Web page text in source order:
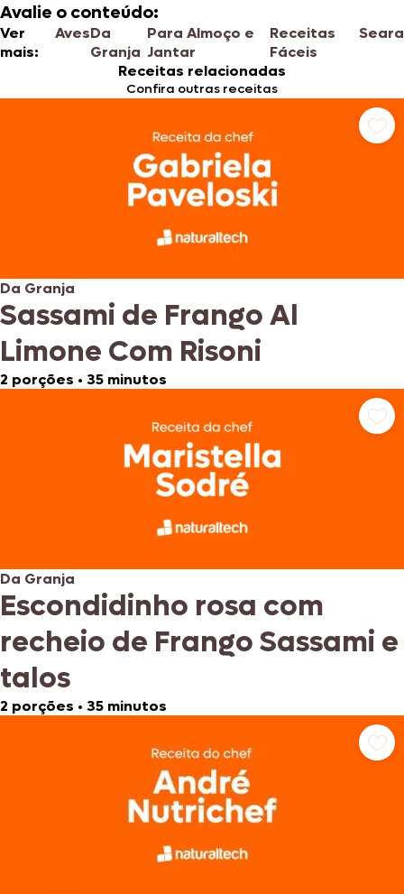
Avalie o conteúdo:
Ver
mais:
AvesDa
Granja
Para Almoço e
Jantar
Receitas
Fáceis
Seara
Receitas relacionadas
Confira outras receitas
Da Granja
Sassami de Frango Al
Limone Com Risoni
2 porções • 35 minutos
Da Granja
Escondidinho rosa com
recheio de Frango Sassami e
talos
2 porções • 35 minutos